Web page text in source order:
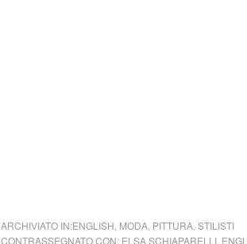
ARCHIVIATO IN:ENGLISH MODA PITTURA STILISTI
CONTRASSEGNATO CON: ELSA SCHIAPARELLI